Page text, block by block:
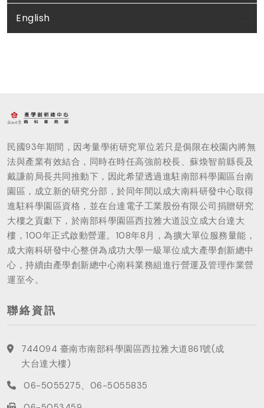
English
民國93年期間，因考量學術研究單位若只是侷限在校園內將無
法與產業有效結合，同時在時任高強前校長、蘇煥智前縣長及
戴謙前局長共同推動下，因此希望透過進駐南部科學園區台南
園區，成立新的研究分部，於同年間以成大南科研發中心取得
進駐科學園區資格，並在台達電子工業股份有限公司捐贈研究
大樓之貢獻下，於南部科學園區西拉雅大道設立成大台達大
樓，100年正式啟動營運。108年8月，為擴大單位服務量能，
成大南科研發中心整併為成功大學一級單位成大產學創新總中
心，持續由產學創新總中心南科業務組進行營運及管理作業營
運至今。
聯絡資訊
744094 臺南市南部科學園區西拉雅大道861號(成
大台達大樓)
06-5055275、06-5055835